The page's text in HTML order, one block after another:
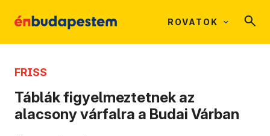
ROVATOK
FRISS
Táblák figyelmeztetnek az
alacsony várfalra a Budai Várban